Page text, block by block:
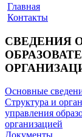
Главная
Контакты
СВЕДЕНИЯ
Основные
Структура и
управления
организацией